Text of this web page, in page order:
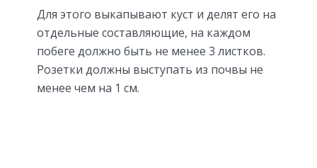
Для этого выкапывают куст и делят его на
отдельные составляющие, на каждом
побеге должно быть не менее 3 листков.
Розетки должны выступать из почвы не
менее чем на 1 см.